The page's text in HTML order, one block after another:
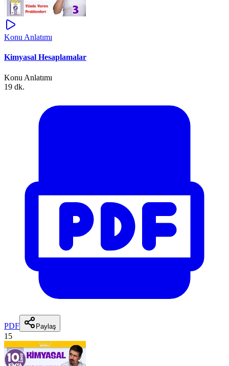
Konu Anlatımı
Kimyasal Hesaplamalar
Konu Anlatımı
19 dk.
PDF Paylaş
15